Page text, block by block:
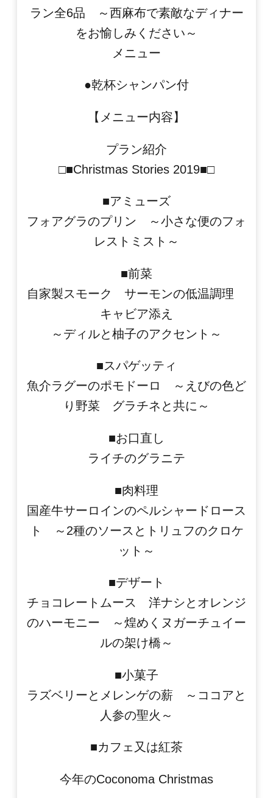
ラン全6品 ～西麻布で素敵なディナー
をお愉しみください～
メニュー
●乾杯シャンパン付
【メニュー内容】
プラン紹介
□■Christmas Stories 2019■□
■アミューズ
フォアグラのプリン ～小さな便のフォ
レストミスト～
■前菜
自家製スモーク サーモンの低温調理
キャビア添え
～ディルと柚子のアクセント～
■スパゲッティ
魚介ラグーのポモドーロ ～えびの色ど
り野菜 グラチネと共に～
■お口直し
ライチのグラニテ
■肉料理
国産牛サーロインのペルシャードロース
ト ～2種のソースとトリュフのクロケ
ット～
■デザート
チョコレートムース 洋ナシとオレンジ
のハーモニー ～煌めくヌガーチュイー
ルの架け橋～
■小菓子
ラズベリーとメレンゲの薪 ～ココアと
人参の聖火～
■カフェ又は紅茶
今年のCoconoma Christmas